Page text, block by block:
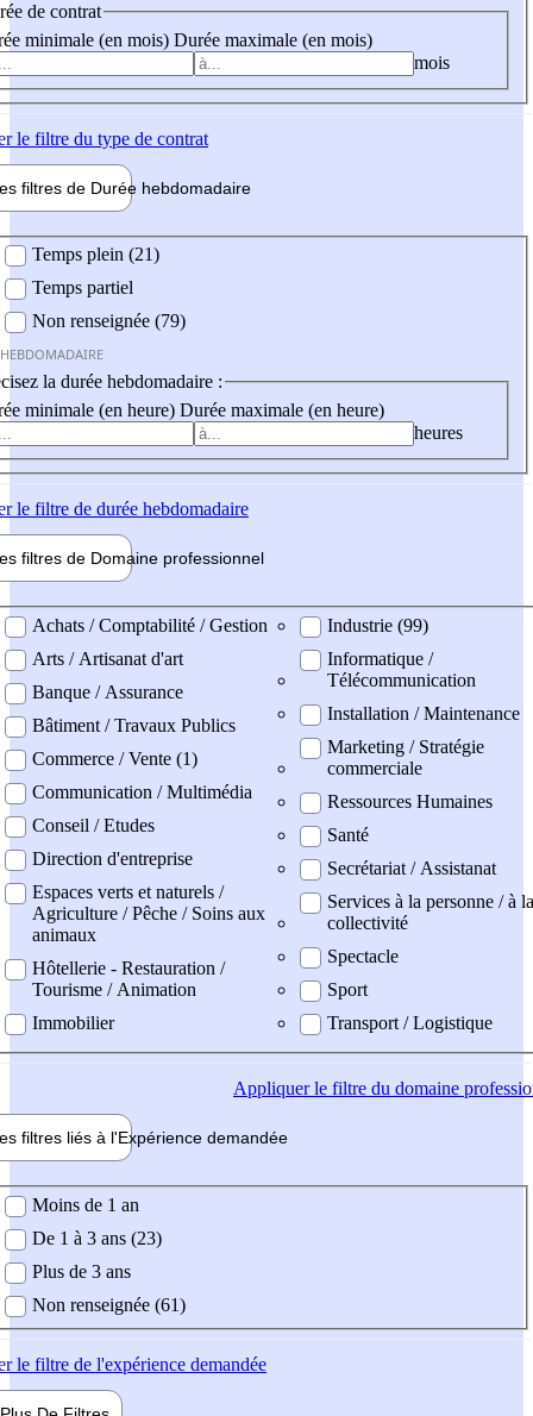
de contrat
minimale (en mois) Durée maximale (en mois)
mois
le filtre du type de contrat
filtres de Durée hebdomadaire
Temps plein (21)
Temps partiel
Non renseignée (79)
la durée hebdomadaire :
minimale (en heure) Durée maximale (en heure)
heures
le filtre de durée hebdomadaire
filtres de Domaine professionnel
professionel
Achats / Comptabilité / Gestion
Arts / Artisanat d'art
Banque / Assurance
Bâtiment / Travaux Publics
Commerce / Vente (1)
Communication / Multimédia
Conseil / Etudes
Direction d'entreprise
Espaces verts et naturels /
Agriculture / Pêche / Soins aux
animaux
Hôtellerie - Restauration /
Tourisme / Animation
Immobilier
Industrie (99)
Informatique /
Télécommunication
Installation / Maintenance
Marketing / Stratégie
commerciale
Ressources Humaines
Santé
Secrétariat / Assistanat
Services à la personne / à la
collectivité
Spectacle
Sport
Transport / Logistique
Appliquerle filtre du domaine
filtres liés à l'Expérience demandée
demandée
Moins de 1 an
De 1 à 3 ans (23)
Plus de 3 ans
Non renseignée (61)
le filtre de l'expérience demandée